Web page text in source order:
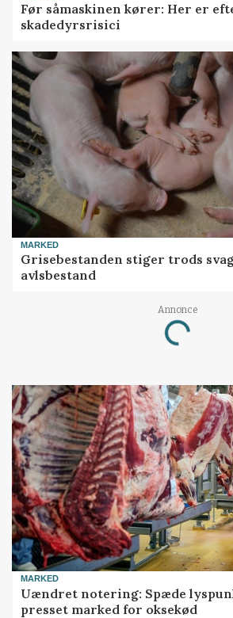
Før såmaskinen kører: Her er
skadedyrsrisici
MARKED
Grisebestanden stiger trods
avlsbestand
Annonce
Loading...
MARKED
Uændret notering: Spæde
presset marked for oksekød